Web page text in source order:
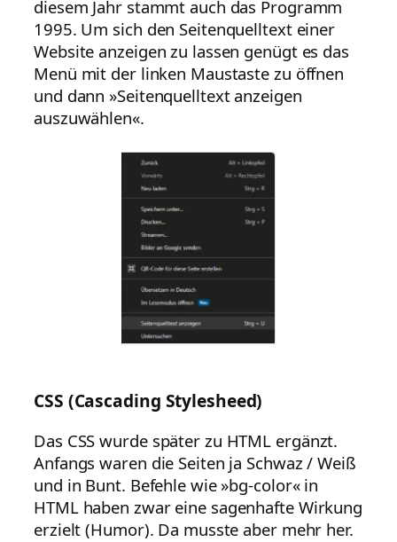
diesem Jahr stammt auch das Programm
1995. Um sich den Seitenquelltext einer
Website anzeigen zu lassen genügt es das
Menü mit der linken Maustaste zu öffnen
und dann »Seitenquelltext anzeigen
auszuwählen«.
CSS (Cascading Stylesheed)
Das CSS wurde später zu HTML ergänzt.
Anfangs waren die Seiten ja Schwaz / Weiß
und in Bunt. Befehle wie »bg-color« in
HTML haben zwar eine sagenhafte Wirkung
erzielt (Humor). Da musste aber mehr her.